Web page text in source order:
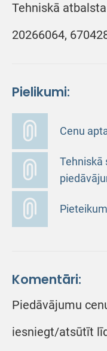
Tehniskā
20266064,
Pielikumi:
Cenu
Tehniskā
Komentāri:
Piedāvājumu
iesniegt/atsūtīt